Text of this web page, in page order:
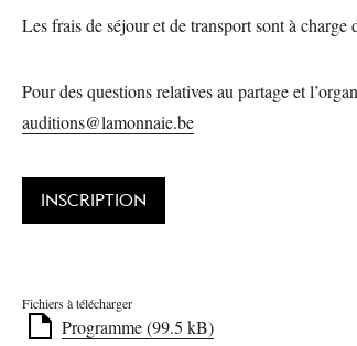
Les frais de séjour et de transport sont à
Pour des questions relatives au partage et
auditions@lamonnaie.be
INSCRIPTION
Fichiers à télécharger
Programme (99.5 kB)